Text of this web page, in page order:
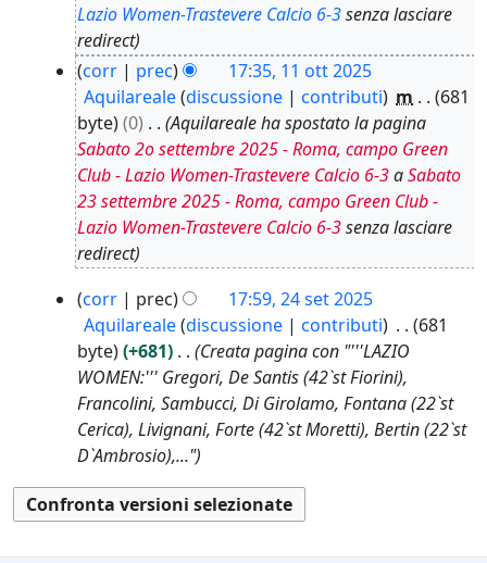
Lazio Women-Trastevere Calcio 6-3senza lasciare
redirect
corr
prec
17:35, 11 ott 2025
Aquilareale discussione contributi m
681
byte
0
Aquilareale ha spostato la pagina
Sabato 2o settembre 2025 - Roma, campo Green
Club - Lazio Women-Trastevere Calcio 6-3aSabato
23 settembre 2025 - Roma, campo Green Club -
Lazio Women-Trastevere Calcio 6-3senza lasciare
redirect
5
corr prec
17:59, 24 set 2025
Aquilareale discussione contributi
681
byte
+681
Creata pagina con "'''LAZIO
WOMEN:''' Gregori, De Santis (42`st Fiorini),
Francolini, Sambucci, Di Girolamo, Fontana (22`st
Cerica), Livignani, Forte (42`st Moretti), Bertin (22`st
D`Ambrosio),..."